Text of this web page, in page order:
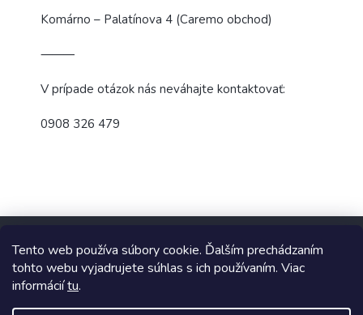
Tento web používa súbory cookie. Ďalším prechádzaním
tohto webu vyjadrujete súhlas s ich používaním. Viac
informáciítu.
Komárno – Palatínova 4 (Caremo obchod)
⸻
V prípade otázok nás neváhajte kontaktovať:
0908 326 479
Copyright 2026TopUpParfémy. Všetky práva vyhradené.